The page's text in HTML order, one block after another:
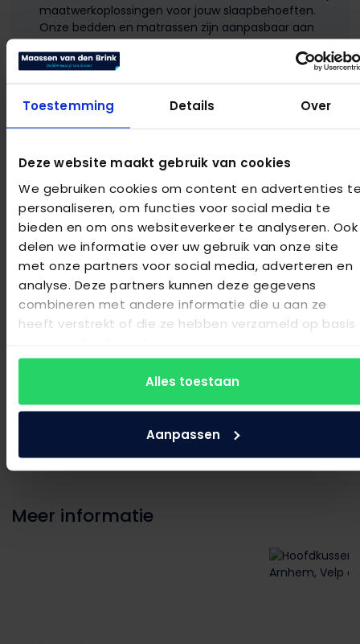
Toestemming Details Over
Deze website maakt gebruik van cookies
We gebruiken cookies om content en advertenties
personaliseren, om functies voor social media te
bieden en om ons websiteverkeer te analyseren. Ook
delen we informatie over uw gebruik van onze site
met onze partners voor social media, adverteren en
analyse. Deze partners kunnen deze gegevens
combineren met andere informatie die u aan ze
heeft verstrekt of die ze hebben verzameld op basis
Alles toestaan
Aanpassen
maatwerkoplossingen voor jouw slaapbehoeften.
Onze bedden en matrassen zijn aanpasbaar aan
jouw specifieke voorkeuren.
Proefliggen:In onze beddenwinkel moedigen we
Uitgebreide garantie:Wij staan achter de
kwaliteit van onze producten. Daarom bieden wij
waarborgen.
Bezoek onze showroom!
Rozendaalselaan 15
6881 KX, Velp
velp@maassenvandenbrink.nl
026 3630067
Meer informatie